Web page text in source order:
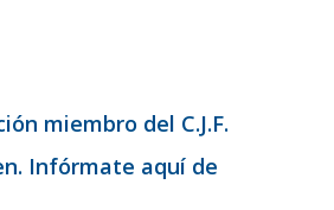
miembro del C.J.F.
Infórmate aquí de